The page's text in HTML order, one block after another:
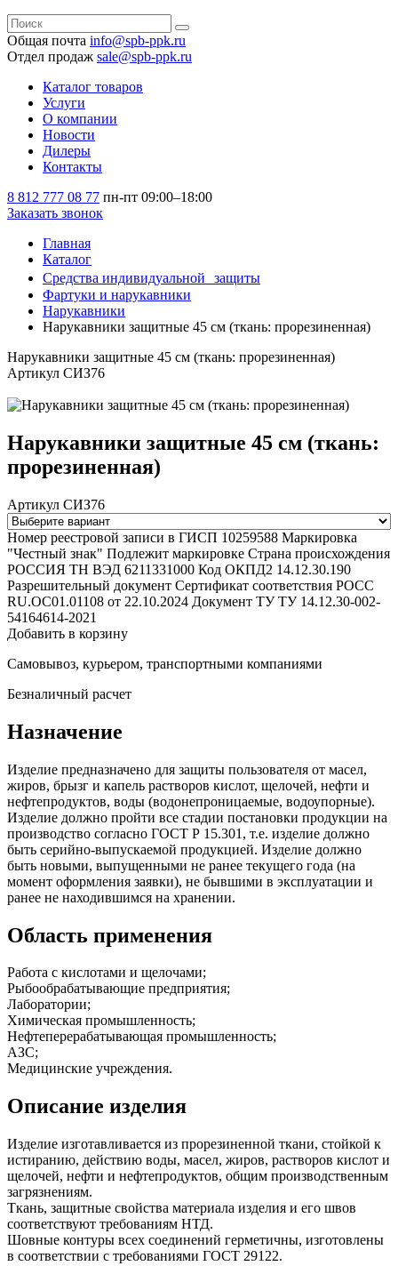
Общая почта info@spb-ppk.ru
Отдел продаж sale@spb-ppk.ru
Каталог товаров
Услуги
О компании
Новости
Дилеры
Контакты
8 812 777 08 77 пн-пт 09:00–18:00
Заказать звонок
Главная
Каталог
Средства индивидуальной защиты
Фартуки и нарукавники
Нарукавники
Нарукавники защитные 45 см (ткань: прорезиненная)
Нарукавники защитные 45 см (ткань: прорезиненная)
Артикул СИЗ76
Нарукавники защитные 45 см (ткань:
прорезиненная)
Артикул СИЗ76
Номер реестровой записи в ГИСП 10259588 Маркировка
"Честный знак" Подлежит маркировке Страна происхождения
РОССИЯ ТН ВЭД 6211331000 Код ОКПД2 14.12.30.190
Разрешительный документ Сертификат соответствия РОСС
RU.ОС01.01108 от 22.10.2024 Документ ТУ ТУ 14.12.30-002-
54164614-2021
Добавить в корзину
Самовывоз, курьером, транспортными компаниями
Безналичный расчет
Назначение
Изделие предназначено для защиты пользователя от масел,
жиров, брызг и капель растворов кислот, щелочей, нефти и
нефтепродуктов, воды (водонепроницаемые, водоупорные).
Изделие должно пройти все стадии постановки продукции на
производство согласно ГОСТ Р 15.301, т.е. изделие должно
быть серийно-выпускаемой продукцией. Изделие должно
быть новыми, выпущенными не ранее текущего года (на
момент оформления заявки), не бывшими в эксплуатации и
ранее не находившимся на хранении.
Область применения
Работа с кислотами и щелочами;
Рыбообрабатывающие предприятия;
Лаборатории;
Химическая промышленность;
Нефтеперерабатывающая промышленность;
АЗС;
Медицинские учреждения.
Описание изделия
Изделие изготавливается из прорезиненной ткани, стойкой к
истиранию, действию воды, масел, жиров, растворов кислот и
щелочей, нефти и нефтепродуктов, общим производственным
загрязнениям.
Ткань, защитные свойства материала изделия и его швов
соответствуют требованиям НТД.
Шовные контуры всех соединений герметичны, изготовлены
в соответствии с требованиями ГОСТ 29122.